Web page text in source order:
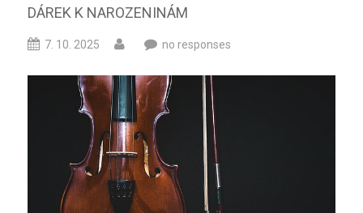
DÁREK K NAROZENINÁM
7. 10. 2025 no responses